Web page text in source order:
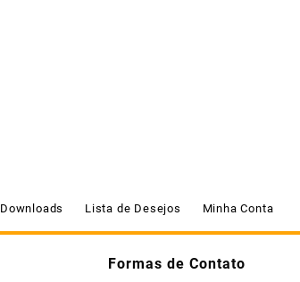
Downloads Lista de Desejos Minha Conta
Formas de Contato